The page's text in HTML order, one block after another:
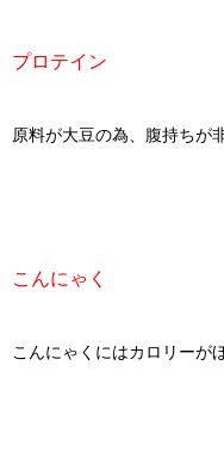
プロテイン
原料が大豆の為、腹持ちが
こんにゃく
こんにゃくにはカロリーが